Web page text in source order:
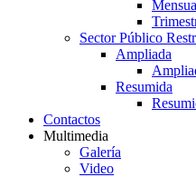
Sector Público
Ampliada
Resumida
Contactos
Multimedia
Galería
Video